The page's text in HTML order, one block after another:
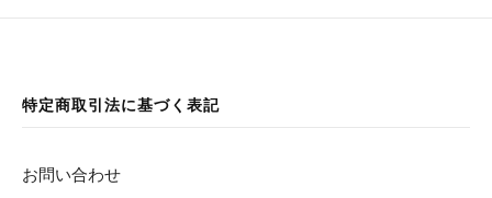
特定商取引法に基づく表記
お問い合わせ